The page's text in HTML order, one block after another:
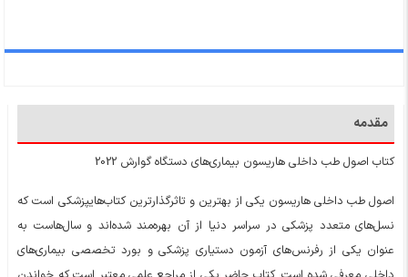
مقدمه
کتاب اصول طب داخلی هاریسون بیماری‌های دستگاه گوارش 2022
اصول طب داخلی هاریسون یکی از بهترین و تاثرگذارترین کتاب‌هایپزشکی است که
نسل‌های متعدد پزشکی در سراسر دنیا از آن بهره‌مند شده‌اند و سال‌هاست به
عنوان یکی از رفرنس‌های آزمون دستیاری پزشکی و بورد تخصصی بیماری‌های